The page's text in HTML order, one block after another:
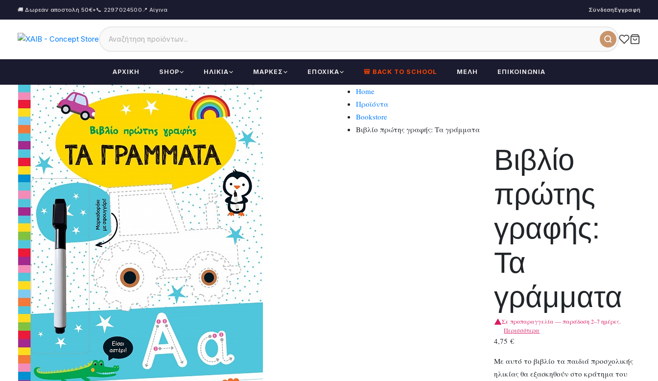
🚚 Δωρεάν αποστολή 50€+📞 2297024500 📍 Αίγινα ΣύνδεσηΕγγραφή
ΑΡΧΙΚΉ SHOP ΗΛΙΚΊΑ ΜΆΡΚΕΣ ΕΠΟΧΙΚΆ 🎒 BACK TO SCHOOL ΜΈΛΗ ΕΠΙΚΟΙΝΩΝΊΑ
Home
Προϊόντα
Bookstore
Βιβλίο πρώτης γραφής: Τα γράμματα
Βιβλίο
πρώτης
γραφής:
Τα
γράμματα
Σε προπαραγγελία — παράδοση 2–7 ημέρες.
Περισσότερα
4,75€
Με αυτό το βιβλίο τα παιδιά προσχολικής
ηλικίας θα εξασκηθούν στο κράτημα του